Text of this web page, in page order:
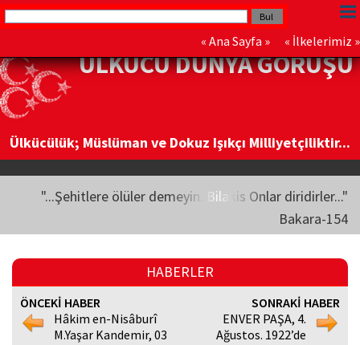
« Ana Sayfa » « İlkelerimiz »
ÜLKÜCÜ DÜNYA GÖRÜŞÜ
Ülkücülük; Müslüman ve Dokuz Işıkçı Milliyetçiliktir...
"...Şehitlere ölüler demeyin. Bilakis Onlar diridirler..."
Bakara-154
HABERLER
ÖNCEKİ HABER
Hâkim en-Nisâburî
M.Yaşar Kandemir, 03
SONRAKİ HABER
ENVER PAŞA, 4.
Ağustos. 1922’de